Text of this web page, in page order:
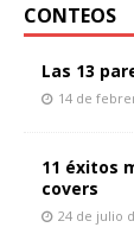
CONTEOS
Las 13
14 de
11 éxitos
covers
24 de julio